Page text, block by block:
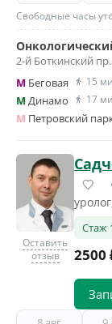
Свободные часы
2-й Боткинский
M Беговая 15
MДинамо 17
M Петровский
Оставить
отзыв
Стаж
2500